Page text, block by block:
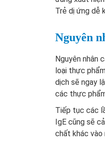
Trẻ dị ứng dễ
Nguyên
Nguyên nhân
loại thực
dịch sẽ ngay
các thực
Tiếp tục các
IgE cũng sẽ
chất khác vào